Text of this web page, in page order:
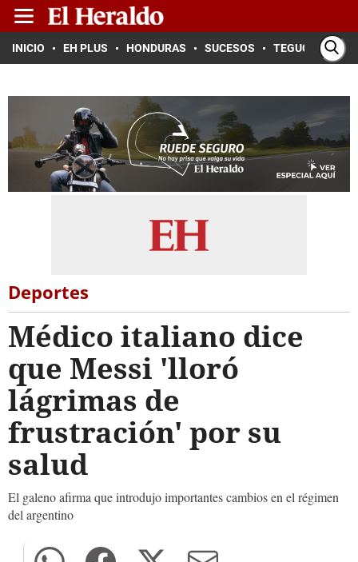
INICIO EH PLUS HONDURAS SUCESOS TEGUCIGALPA
Deportes
Médico italiano dice
que Messi 'lloró
lágrimas de
frustración' por su
salud
El galeno afirma que introdujo importantes cambios en el régimen
del argentino